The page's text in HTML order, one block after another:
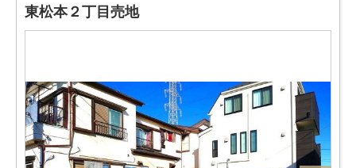
東松本２丁目売地